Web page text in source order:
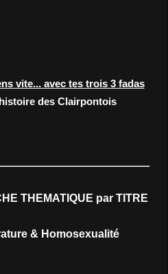
vite... avec tes trois 3 fadas
des Clairpontois
THEMATIQUE par TITRE
& Homosexualité